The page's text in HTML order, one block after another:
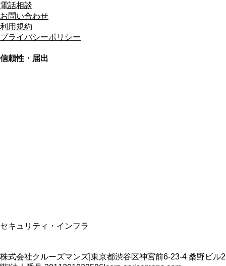
電話相談
お問い合わせ
利用規約
プライバシーポリシー
信頼性・届出
セキュリティ・インフラ
株式会社クルーズマンズ 東京都渋谷区神宮前6-23-4 桑野ビル2